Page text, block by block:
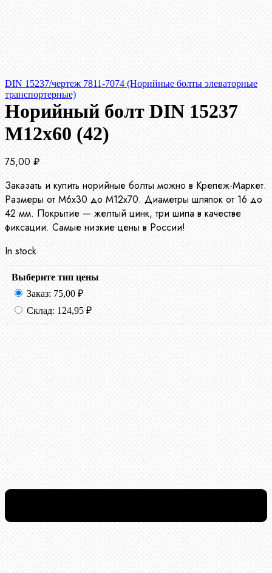
DIN 15237/чертеж 7811-7074 (Норийные болты элеваторные
транспортерные)
Норийный болт DIN 15237
М12х60 (42)
75,00 ₽
Заказать и купить норийные болты можно в Крепеж-Маркет.
Размеры от М6х30 до М12х70. Диаметры шляпок от 16 до
42 мм. Покрытие — желтый цинк, три шипа в качестве
фиксации. Самые низкие цены в России!
In stock
Выберите тип цены
Заказ: 75,00 ₽
Склад: 124,95 ₽